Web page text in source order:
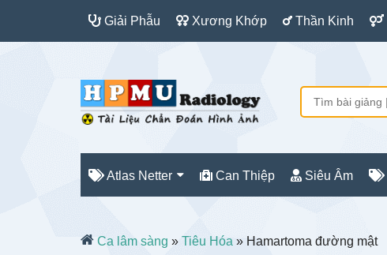
Giải Phẫu Xương Khớp Thần Kinh
Atlas Netter Can Thiệp Siêu Âm
Ca lâm sàng » Tiêu Hóa » Hamartoma đường mật